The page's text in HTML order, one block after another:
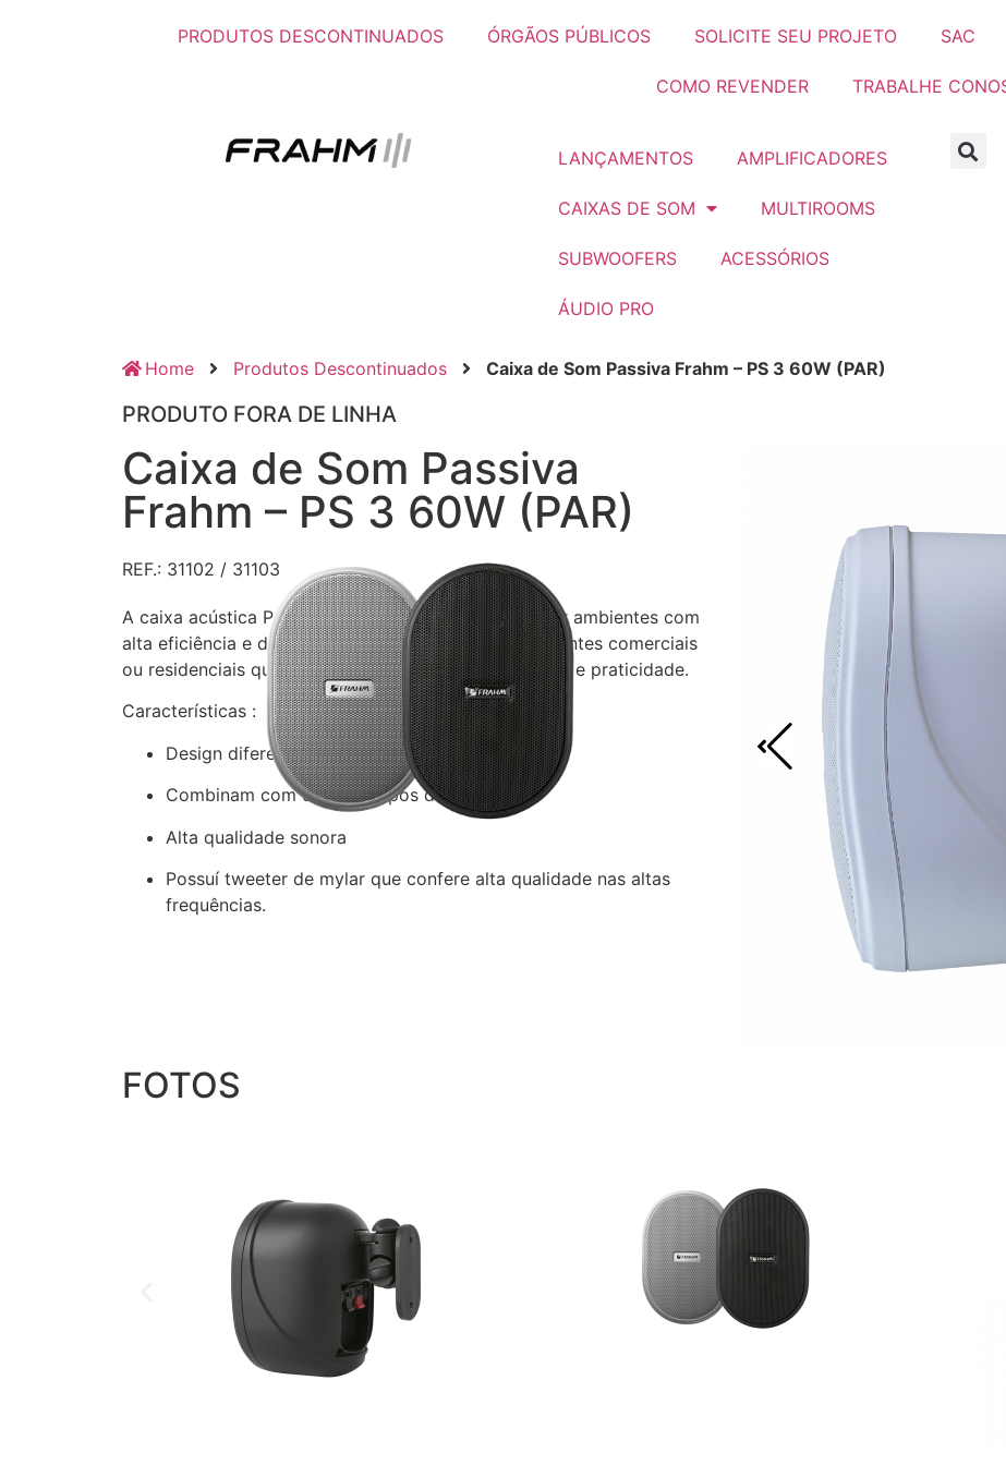
PRODUTOS DESCONTINUADOS ÓRGÃOS PÚBLICOS SOLICITE SEU PROJETO SAC
COMO REVENDER TRABALHE
LANÇAMENTOS AMPLIFICADORES
CAIXAS DE SOM MULTIROOMS
SUBWOOFERS ACESSÓRIOS
ÁUDIO PRO
Home Produtos Descontinuados Caixa de Som Passiva Frahm – PS 3 60W (PAR)
PRODUTO FORA DE LINHA
Caixa de Som Passiva
Frahm – PS 3 60W (PAR)
REF.: 31102 / 31103
A caixa acústica PS 3 foi desenvolvida para sonorizar ambientes com
alta eficiência e design diferenciado. Ideal para ambientes comerciais
ou residenciais que prezam pela elegância, tecnologia e praticidade.
Características :
Design diferenciado
Combinam com diversos tipos de ambientes
Alta qualidade sonora
Possuí tweeter de mylar que confere alta qualidade nas altas
frequências.
FOTOS